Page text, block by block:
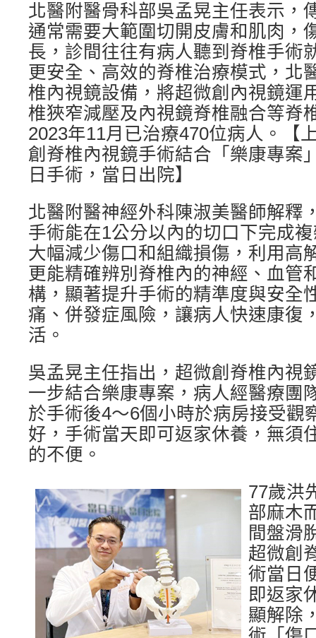
北醫附醫骨科部吳孟晃主任表示，
通常需要大範圍切開皮膚和肌肉，
長，診間往往有病人聽到脊椎手術
更安全、高效的脊椎治療模式，北
椎內視鏡設備，將超微創內視鏡運
椎狹窄減壓及內視鏡脊椎融合等脊
2023年11月已治療470位病人。【
創脊椎內視鏡手術結合「樂康專案
日手術，當日出院】
北醫附醫神經外科陳淑美醫師解釋
手術能在1公分以內的切口下完成
大幅減少傷口和組織損傷，利用高
更能精確辨別脊椎內的神經、血管
構，顯著提升手術的精準度與安全
痛、併發症風險，讓病人快速康復
活。
吳孟晃主任指出，超微創脊椎內視
一步結合樂康專案，病人經醫療團
於手術後4～6個小時於病房接受觀
好，手術當天即可返家休養，無須
的不便。
77歲洪
部麻木
間盤滑
超微創
術當日
即返家
顯解除